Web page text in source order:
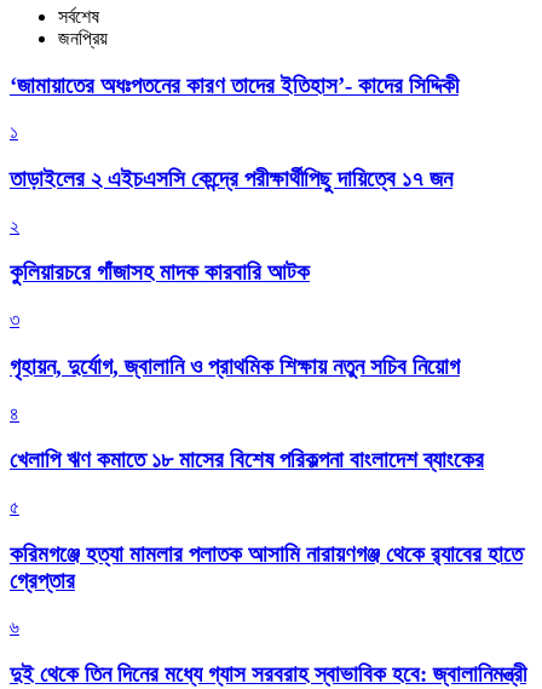
সর্বশেষ
জনপ্রিয়
‘জামায়াতের অধঃপতনের কারণ তাদের ইতিহাস’- কাদের সিদ্দিকী
১
তাড়াইলের ২ এইচএসসি কেন্দ্রে পরীক্ষার্থীপিছু দায়িত্বে ১৭ জন
২
কুলিয়ারচরে গাঁজাসহ মাদক কারবারি আটক
৩
গৃহায়ন, দুর্যোগ, জ্বালানি ও প্রাথমিক শিক্ষায় নতুন সচিব নিয়োগ
৪
খেলাপি ঋণ কমাতে ১৮ মাসের বিশেষ পরিকল্পনা বাংলাদেশ ব্যাংকের
৫
করিমগঞ্জে হত্যা মামলার পলাতক আসামি নারায়ণগঞ্জ থেকে র‌্যাবের হাতে
গ্রেপ্তার
৬
দুই থেকে তিন দিনের মধ্যে গ্যাস সরবরাহ স্বাভাবিক হবে: জ্বালানিমন্ত্রী